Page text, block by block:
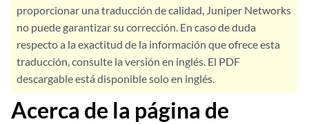
proporcionar una traducción de calidad, Juniper Networks
no puede garantizar su corrección. En caso de duda
respecto a la exactitud de la información que ofrece esta
traducción, consulte la versión en inglés. El PDF
descargable está disponible solo en inglés.
Acerca de la página de